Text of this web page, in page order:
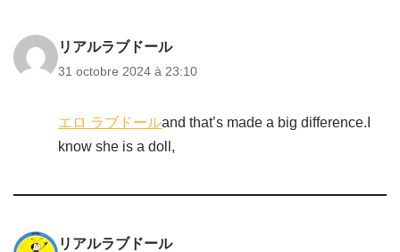
リアルラブドール
31 octobre 2024 à 23:10
エロ ラブドールand that’s made a big difference.I
know she is a doll,
リアルラブドール